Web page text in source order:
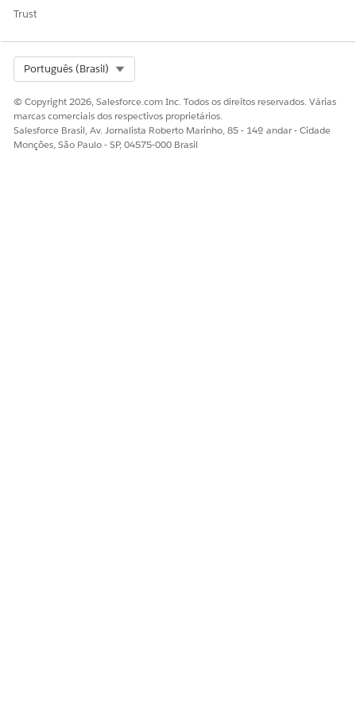
Trust
Português (Brasil)
© Copyright 2026, Salesforce.com Inc. Todos os direitos reservados. Várias
marcas comerciais dos respectivos proprietários.
Salesforce Brasil, Av. Jornalista Roberto Marinho, 85 - 14º andar - Cidade
Monções, São Paulo - SP, 04575-000 Brasil